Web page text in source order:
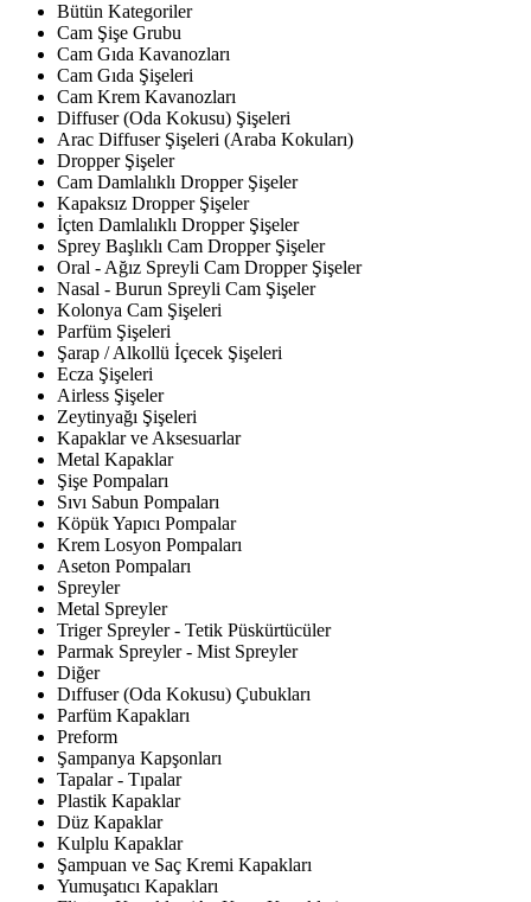
Bütün Kategoriler
Cam Şişe Grubu
Cam Gıda Kavanozları
Cam Gıda Şişeleri
Cam Krem Kavanozları
Diffuser (Oda Kokusu) Şişeleri
Arac Diffuser Şişeleri (Araba Kokuları)
Dropper Şişeler
Cam Damlalıklı Dropper Şişeler
Kapaksız Dropper Şişeler
İçten Damlalıklı Dropper Şişeler
Sprey Başlıklı Cam Dropper Şişeler
Oral - Ağız Spreyli Cam Dropper Şişeler
Nasal - Burun Spreyli Cam Şişeler
Kolonya Cam Şişeleri
Parfüm Şişeleri
Şarap / Alkollü İçecek Şişeleri
Ecza Şişeleri
Airless Şişeler
Zeytinyağı Şişeleri
Kapaklar ve Aksesuarlar
Metal Kapaklar
Şişe Pompaları
Sıvı Sabun Pompaları
Köpük Yapıcı Pompalar
Krem Losyon Pompaları
Aseton Pompaları
Spreyler
Metal Spreyler
Triger Spreyler - Tetik Püskürtücüler
Parmak Spreyler - Mist Spreyler
Diğer
Dıffuser (Oda Kokusu) Çubukları
Parfüm Kapakları
Preform
Şampanya Kapşonları
Tapalar - Tıpalar
Plastik Kapaklar
Düz Kapaklar
Kulplu Kapaklar
Şampuan ve Saç Kremi Kapakları
Yumuşatıcı Kapakları